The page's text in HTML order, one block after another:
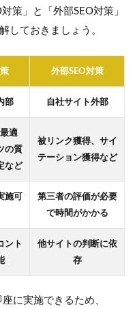
策」と「外部SEO対策」
しておきましょう。
外部SEO対策
部 自社サイト外部
適
の質
など
被リンク獲得、サイ
テーション獲得など
施可
第三者の評価が必要
で時間がかかる
ント
他サイトの判断に依
存
に実施できるため、